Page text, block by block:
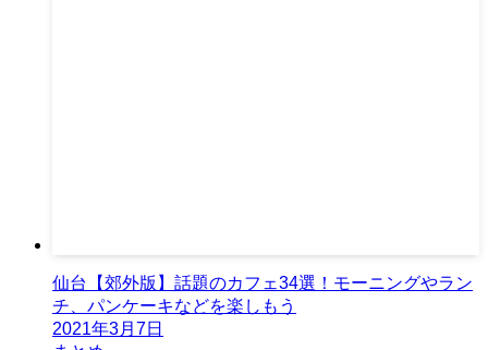
仙台【郊外版】話題のカフェ34選！モーニングやラン
チ、パンケーキなどを楽しもう
2021年3月7日